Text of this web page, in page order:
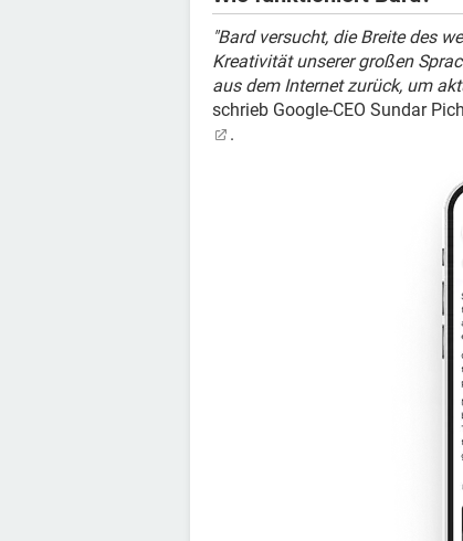
"Bard versucht, die Breite des
Kreativität unserer großen
aus dem Internet zurück, um
schrieb Google-CEO Sundar
.